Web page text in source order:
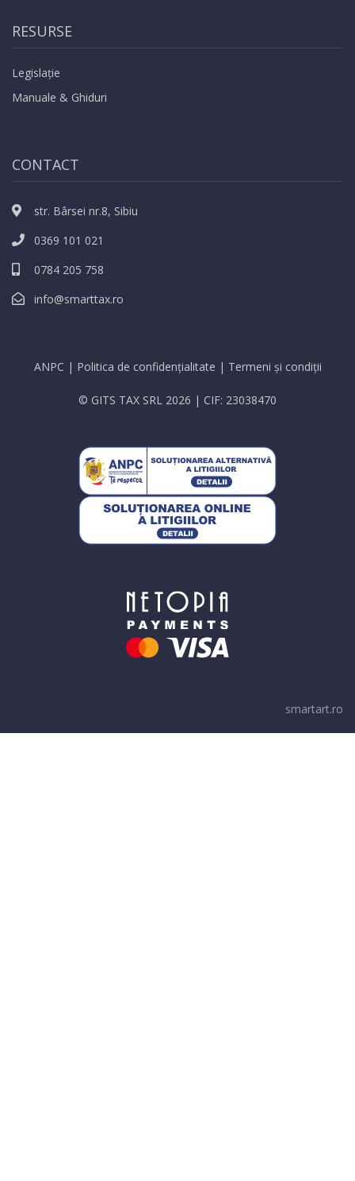
RESURSE
Legislație
Manuale & Ghiduri
CONTACT
str. Bârsei nr.8, Sibiu
0369 101 021
0784 205 758
info@smarttax.ro
ANPC | Politica de confidențialitate | Termeni și condiții
© GITS TAX SRL 2026 | CIF: 23038470
smartart.ro